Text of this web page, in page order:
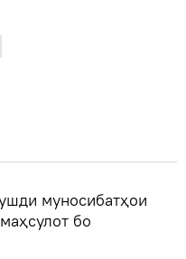
муносибатҳои
бо